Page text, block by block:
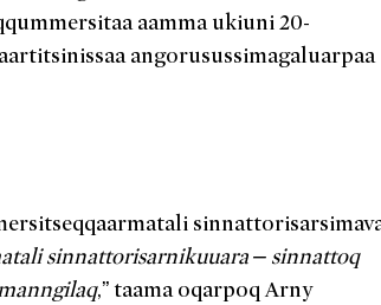
aamma ukiuni 20-
angorusussimagaluarpaa
sinnattorisarnikuuara – sinnattoq
,” taama oqarpoq Arny